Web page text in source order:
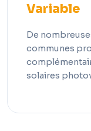
Variable
De
communes
solaires